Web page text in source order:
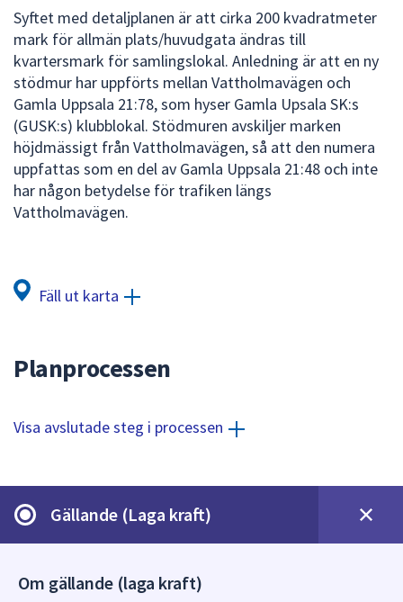
under
fältet.
Använd
piltangenterna
för
att
navigera
mellan
sökförslagen
och
Syftet med detaljplanen är att cirka 200 kvadratmeter
mark för allmän plats/huvudgata ändras till
kvartersmark för samlingslokal. Anledning är att en ny
stödmur har uppförts mellan Vattholmavägen och
Gamla Uppsala 21:78, som hyser Gamla Upsala SK:s
(GUSK:s) klubblokal. Stödmuren avskiljer marken
höjdmässigt från Vattholmavägen, så att den numera
uppfattas som en del av Gamla Uppsala 21:48 och inte
har någon betydelse för trafiken längs
Vattholmavägen.
Fäll ut karta
Planprocessen
Visa avslutade steg i processen
Gällande (Laga kraft)
Om gällande (laga kraft)